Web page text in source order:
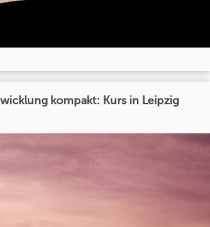
kompakt: Kurs in Leipzig